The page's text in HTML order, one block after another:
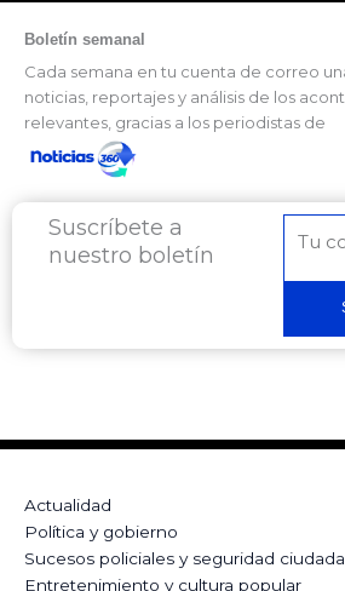
Boletín semanal
Cada semana en tu cuenta de correo
noticias, reportajes y análisis de los
relevantes, gracias a los periodistas de
Suscríbete a
nuestro boletín
Actualidad
Política y gobierno
Sucesos policiales y seguridad
Entretenimiento y cultura popular